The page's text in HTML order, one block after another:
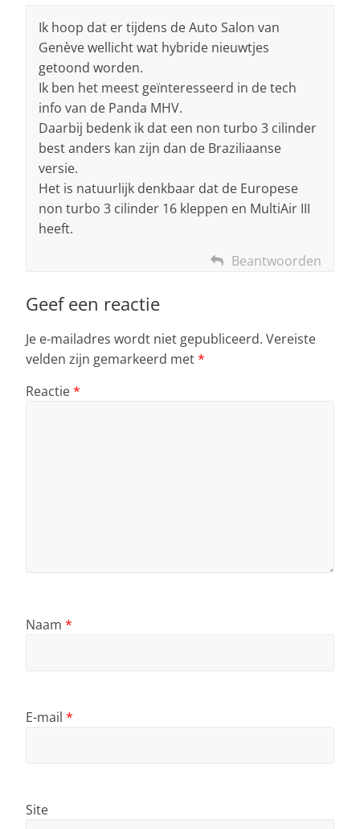
Ik hoop dat er tijdens de Auto Salon van
Genève wellicht wat hybride nieuwtjes
getoond worden.
Ik ben het meest geïnteresseerd in de tech
info van de Panda MHV.
Daarbij bedenk ik dat een non turbo 3 cilinder
best anders kan zijn dan de Braziliaanse
versie.
Het is natuurlijk denkbaar dat de Europese
non turbo 3 cilinder 16 kleppen en MultiAir III
heeft.
Beantwoorden
Geef een reactie
Je e-mailadres wordt niet gepubliceerd. Vereiste
velden zijn gemarkeerd met*
Reactie*
Naam *
E-mail *
Site